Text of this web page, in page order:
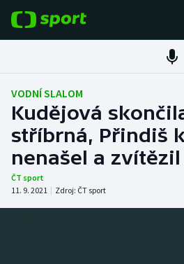
Fotbal
Hokej
Tenis
Atletika
VODNÍ SLALOM
Kudějová
stříbrná, Přindiš
nenašel a zvítězil
ČT sport
11. 9. 2021 | Zdroj: ČT sport